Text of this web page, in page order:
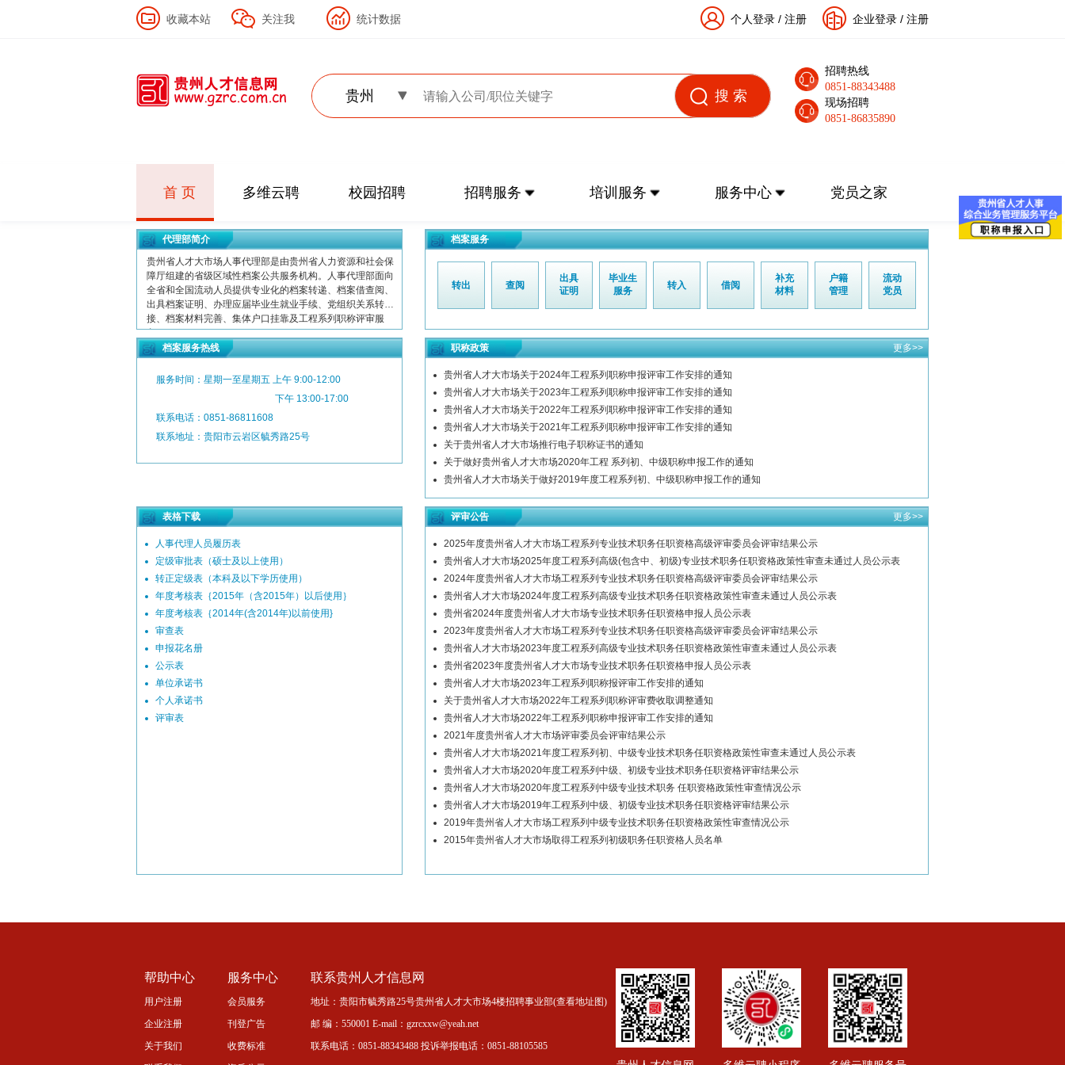
收藏本站 关注我 统计数据 企业登录 / 注册
个人登录 / 注册
贵州
招聘热线
0851-88343488
现场招聘
0851-86835890
首 页 多维云聘 校园招聘 招聘服务 培训服务 服务中心 党员之家
代理部简介
贵州省人才大市场人事代理部是由贵州省人力资源和社会保
障厅组建的省级区域性档案公共服务机构。人事代理部面向
全省和全国流动人员提供专业化的档案转递、档案借查阅、
出具档案证明、办理应届毕业生就业手续、党组织关系转
接、档案材料完善、集体户口挂靠及工程系列职称评审服
务。
档案服务
转出 查阅
出具
证明
毕业生
服务
转入 借阅
补充
材料
户籍
管理
流动
党员
档案服务热线
服务时间：星期一至星期五 上午 9:00-12:00
下午 13:00-17:00
联系电话：0851-86811608
联系地址：贵阳市云岩区毓秀路25号
职称政策 更多>>
贵州省人才大市场关于2024年工程系列职称申报评审工作安排的通知
贵州省人才大市场关于2023年工程系列职称申报评审工作安排的通知
贵州省人才大市场关于2022年工程系列职称申报评审工作安排的通知
贵州省人才大市场关于2021年工程系列职称申报评审工作安排的通知
关于贵州省人才大市场推行电子职称证书的通知
关于做好贵州省人才大市场2020年工程 系列初、中级职称申报工作的通知
贵州省人才大市场关于做好2019年度工程系列初、中级职称申报工作的通知
表格下载
人事代理人员履历表
定级审批表（硕士及以上使用）
转正定级表（本科及以下学历使用）
年度考核表｛2015年（含2015年）以后使用｝
年度考核表｛2014年(含2014年)以前使用}
审查表
申报花名册
公示表
单位承诺书
个人承诺书
评审表
评审公告 更多>>
2025年度贵州省人才大市场工程系列专业技术职务任职资格高级评审委员会评审结果公示
贵州省人才大市场2025年度工程系列高级(包含中、初级)专业技术职务任职资格政策性审查未通过人员公示表
2024年度贵州省人才大市场工程系列专业技术职务任职资格高级评审委员会评审结果公示
贵州省人才大市场2024年度工程系列高级专业技术职务任职资格政策性审查未通过人员公示表
贵州省2024年度贵州省人才大市场专业技术职务任职资格申报人员公示表
2023年度贵州省人才大市场工程系列专业技术职务任职资格高级评审委员会评审结果公示
贵州省人才大市场2023年度工程系列高级专业技术职务任职资格政策性审查未通过人员公示表
贵州省2023年度贵州省人才大市场专业技术职务任职资格申报人员公示表
贵州省人才大市场2023年工程系列职称报评审工作安排的通知
关于贵州省人才大市场2022年工程系列职称评审费收取调整通知
贵州省人才大市场2022年工程系列职称申报评审工作安排的通知
2021年度贵州省人才大市场评审委员会评审结果公示
贵州省人才大市场2021年度工程系列初、中级专业技术职务任职资格政策性审查未通过人员公示表
贵州省人才大市场2020年度工程系列中级、初级专业技术职务任职资格评审结果公示
贵州省人才大市场2020年度工程系列中级专业技术职务 任职资格政策性审查情况公示
贵州省人才大市场2019年工程系列中级、初级专业技术职务任职资格评审结果公示
2019年贵州省人才大市场工程系列中级专业技术职务任职资格政策性审查情况公示
2015年贵州省人才大市场取得工程系列初级职务任职资格人员名单
帮助中心
用户注册
企业注册
关于我们
服务中心
会员服务
刊登广告
收费标准
联系贵州人才信息网
地址：贵阳市毓秀路25号贵州省人才大市场4楼招聘事业部(查看地址图)
邮 编：550001 E-mail：gzrcxxw@yeah.net
联系电话：0851-88343488 投诉举报电话：0851-88105585